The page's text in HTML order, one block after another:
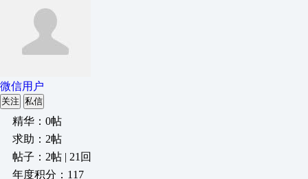
微信用户
关注 私信
精华：0帖
求助：2帖
帖子：2帖 | 21回
年度积分：117